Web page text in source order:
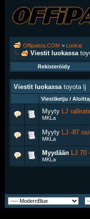
Offipalsta.COM > Luokat
Viestit luokassa
Rekisteröidy
Viestit luokassa toyota lj
Viestiketju /
Myyty LJ
MKLa
Myyty LJ -87
MKLa
Myydään LJ 70
MKLa